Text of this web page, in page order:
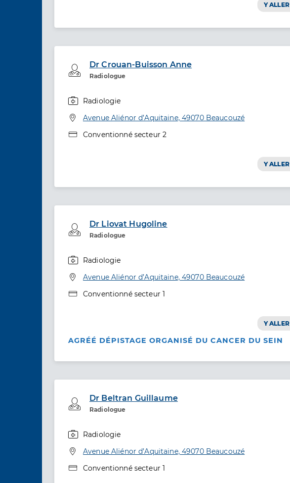
Y ALLER
Dr Crouan-Buisson Anne
Radiologue
Professionel de santé
Radiologie
Adresse
Avenue Aliénor d’Aquitaine, 49070 Beaucouzé
Type de convention
Conventionné secteur 2
Y ALLER
Dr Liovat Hugoline
Radiologue
Professionel de santé
Radiologie
Adresse
Avenue Aliénor d’Aquitaine, 49070 Beaucouzé
Type de convention
Conventionné secteur 1
Y ALLER
AGRÉÉ DÉPISTAGE ORGANISÉ DU CANCER DU SEIN
Dr Beltran Guillaume
Radiologue
Professionel de santé
Radiologie
Adresse
Avenue Aliénor d’Aquitaine, 49070 Beaucouzé
Type de convention
Conventionné secteur 1